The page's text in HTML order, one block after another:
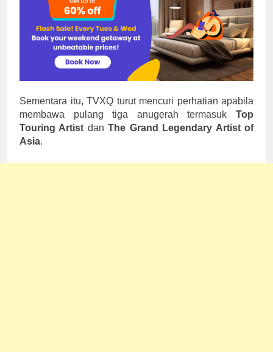
Sementara itu, TVXQ turut mencuri perhatian apabila
membawa pulang tiga anugerah termasuk Top
Touring Artist danThe Grand Legendary Artist of
Asia.